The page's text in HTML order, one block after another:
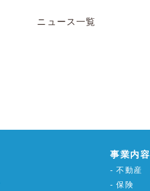
ニュース一覧
事業内容
不動産
保険